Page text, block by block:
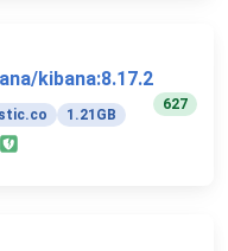
kibana:8.17.2
1.21GB
627